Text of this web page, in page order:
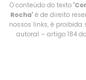
O conteúdo do texto "
Rocha" é de direito
nossos links, é proibida
autoral – artigo 184